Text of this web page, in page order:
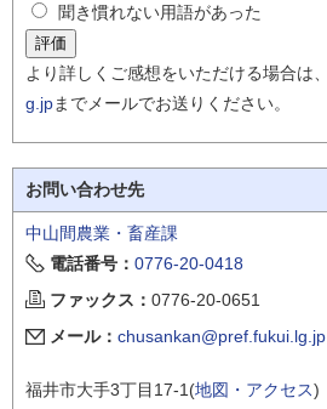
聞き慣れない用語があった
より詳しくご感想をいただける場合は、
g.jpまでメールでお送りください。
お問い合わせ先
中山間農業・畜産課
電話番号： 0776-20-0418
ファックス： 0776-20-0651
メール： chusankan@pref.fukui.lg.jp
福井市大手3丁目17-1(地図・アクセス)